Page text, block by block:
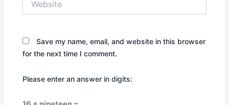
Save my name, email, and website in this browser
for the next time I comment.
Please enter an answer in digits: